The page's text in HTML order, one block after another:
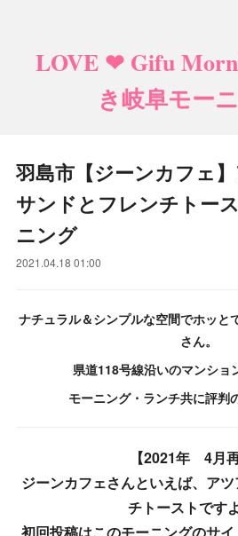
LOVE ❤ Gifu
き岐阜モー
羽島市【ジーンカフェ
サンドとフレンチトー
ニング
2021.04.18 01:00
ナチュラル＆シンプルな空間でホッと
さん。
県道118号線沿いのマンショ
モーニング・ランチ共に評判
【2021年 4月再
ジーンカフェさんといえば、ア
チトーストです